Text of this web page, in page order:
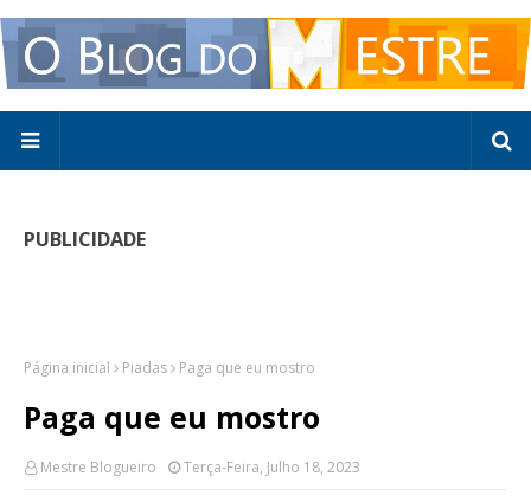
PUBLICIDADE
Página inicial Piadas Paga que eu mostro
Paga que eu mostro
Mestre Blogueiro Terça-Feira, Julho 18, 2023